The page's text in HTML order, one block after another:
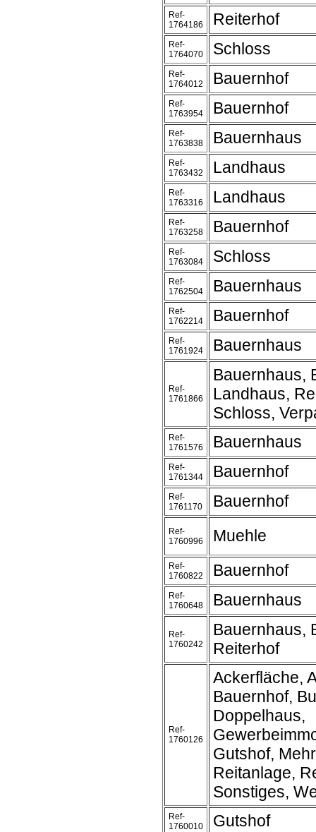
Ref-
1764186
Reiterhof
Ref-
1764070
Schloss
Ref-
1764012
Bauernhof
Ref-
1763954
Bauernhof
Ref-
1763838
Bauernhaus
Ref-
1763432
Landhaus
Ref-
1763316
Landhaus
Ref-
1763258
Bauernhof
Ref-
1763084
Schloss
Ref-
1762504
Bauernhaus
Ref-
1762214
Bauernhof
Ref-
1761924
Bauernhaus
Ref-
1761866
Bauernhaus,
Landhaus,
Schloss,
Ref-
1761576
Bauernhaus
Ref-
1761344
Bauernhof
Ref-
1761170
Bauernhof
Ref-
1760996
Muehle
Ref-
1760822
Bauernhof
Ref-
1760648
Bauernhaus
Ref-
1760242
Bauernhaus,
Reiterhof
Ref-
1760126
Ackerfläche,
Bauernhof,
Doppelhaus,
Gutshof,
Reitanlage,
Sonstiges,
Ref-
1760010
Gutshof